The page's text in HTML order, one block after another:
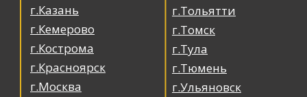
г.Тольятти
г.Томск
г.Тула
г.Тюмень
г.Ульяновск
г.Казань
г.Кемерово
г.Кострома
г.Красноярск
г.Москва